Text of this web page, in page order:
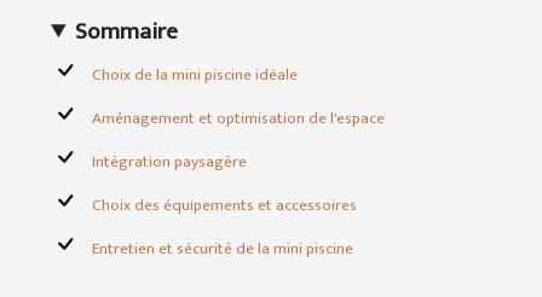
Sommaire
Choix de la mini piscine idéale
Aménagement et optimisation de l'espace
Intégration paysagère
Choix des équipements et accessoires
Entretien et sécurité de la mini piscine